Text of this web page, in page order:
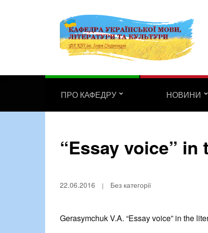
ПРО КАФЕДРУ НОВИНИ
“Essay voice”
22.06.2016 Без категорії
Gerasymchuk V.A. “Essay voice” in the